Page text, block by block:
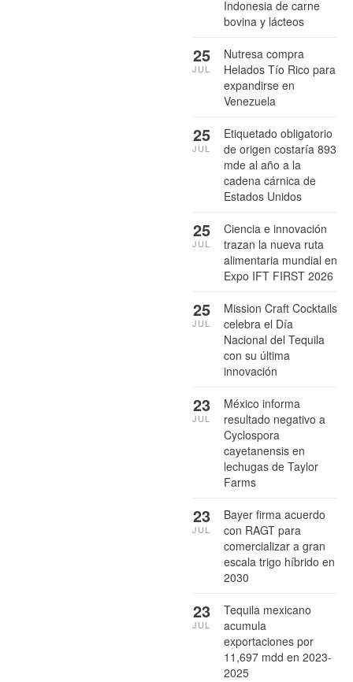
Indonesia de carne
bovina y lácteos
Nutresa compra
Helados Tío Rico para
expandirse en
Venezuela
25
JUL
Etiquetado obligatorio
de origen costaría 893
mde al año a la
cadena cárnica de
Estados Unidos
25
JUL
Ciencia e innovación
trazan la nueva ruta
alimentaria mundial en
Expo IFT FIRST 2026
25
JUL
Mission Craft Cocktails
celebra el Día
Nacional del Tequila
con su última
innovación
25
JUL
México informa
resultado negativo a
Cyclospora
cayetanensis en
lechugas de Taylor
Farms
23
JUL
Bayer firma acuerdo
con RAGT para
comercializar a gran
escala trigo híbrido en
2030
23
JUL
Tequila mexicano
acumula
exportaciones por
11,697 mdd en 2023-
2025
23
JUL